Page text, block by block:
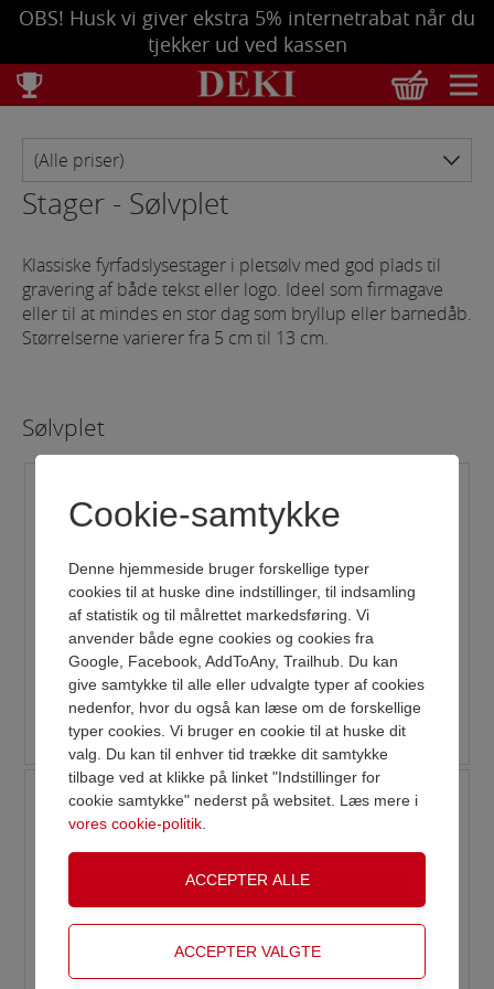
OBS! Husk vi giver ekstra 5% internetrabat når du
tjekker ud ved kassen
0,00
DKK
Total
Se bestilling
Tøm kurv
Stager - Sølvplet
Klassiske fyrfadslysestager i pletsølv med god plads til
gravering af både tekst eller logo. Ideel som firmagave
eller til at mindes en stor dag som bryllup eller barnedåb.
Størrelserne varierer fra 5 cm til 13 cm.
Sølvplet
Varenr.7134
sølvplet stage h 50 mm
Pris ex. moms
DKK 160,00
Varenr.7135
sølvplet stage h 70 mm
Pris ex. moms
DKK 170,00
7136
sølvplet stage h 100
Varenr.
sølvplet stage h 130
VAREN ER NU LAGT I KURV
Shop videre Gå til betaling
Cookie-samtykke
Denne hjemmeside bruger forskellige typer
cookies til at huske dine indstillinger, til indsamling
af statistik og til målrettet markedsføring. Vi
anvender både egne cookies og cookies fra
Google, Facebook, AddToAny, Trailhub. Du kan
give samtykke til alle eller udvalgte typer af cookies
nedenfor, hvor du også kan læse om de forskellige
typer cookies. Vi bruger en cookie til at huske dit
valg. Du kan til enhver tid trække dit samtykke
tilbage ved at klikke på linket "Indstillinger for
cookie samtykke" nederst på websitet. Læs mere i
vores cookie-politik